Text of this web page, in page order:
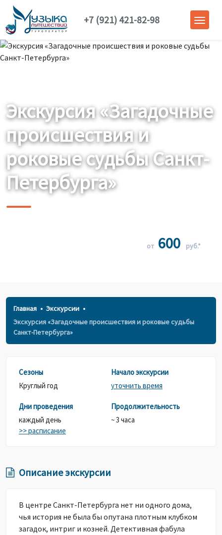
+7 (921) 421-82-98
Экскурсия «Загадочные
происшествия и
роковые судьбы Санкт-
Петербурга»
от 600 руб.*
Главная
Экскурсии
Экскурсия «Загадочные происшествия и роковые судьбы
Санкт-Петербурга»
Сезоны
Круглый год
Дни проведения
каждый день
>> расписание
Начало экскурсии
уточнить время
Продолжительность
~ 3 часа
Описание экскурсии
В центре Санкт-Петербурга нет ни одного дома,
чья история не была бы опутана плотным клубком
загадок, интриг и козней. Детективная фабула